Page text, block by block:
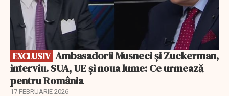
EXCLUSIV
interviu. SUA, UE și noua lume: Ce urmează
pentru România
17 FEBRUARIE 2026